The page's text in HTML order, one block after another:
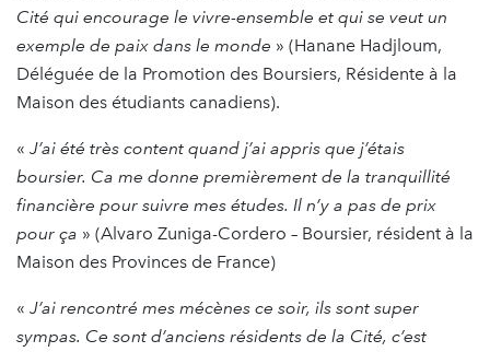
Cité qui encourage le vivre-ensemble et qui se veut un
exemple de paix dans le monde » (Hanane Hadjloum,
Déléguée de la Promotion des Boursiers, Résidente à la
Maison des étudiants canadiens).
« J’ai été très content quand j’ai appris que j’étais
boursier. Ca me donne premièrement de la tranquillité
financière pour suivre mes études. Il n’y a pas de prix
pour ça » (Alvaro Zuniga-Cordero – Boursier, résident à la
Maison des Provinces de France)
« J’ai rencontré mes mécènes ce soir, ils sont super
sympas. Ce sont d’anciens résidents de la Cité, c’est